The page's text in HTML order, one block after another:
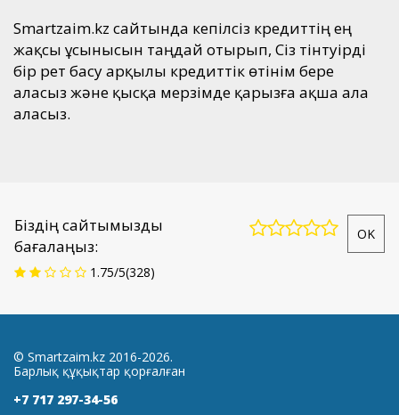
Smartzaim.kz сайтында кепілсіз кредиттің ең
жақсы ұсынысын таңдай отырып, Сіз тінтуірді
бір рет басу арқылы кредиттік өтінім бере
аласыз және қысқа мерзімде қарызға ақша ала
аласыз.
Біздің сайтымызды
бағалаңыз:
OK
1.75/5(328)
© Smartzaim.kz 2016-2026.
Барлық құқықтар қорғалған
+7 717 297-34-56